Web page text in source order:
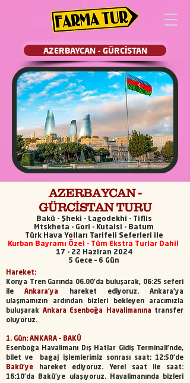
AZERBAYCAN - GÜRCİSTAN
AZERBAYCAN -
GÜRCİSTAN TURU
Bakü - Şheki - Lagodekhi - Tiflis
Mtskheta - Gori - Kutaisi - Batum
Türk Hava Yolları Tarifeli Seferleri ile
Kurban Bayramı Özel - Tüm Ekstra Turlar Dahil
17 - 22 Haziran 2024
5 Gece – 6 Gün
Hareket:
Konya Tren Garında 06.00'da buluşarak, 06:25 seferi
ileAnkara'ya
hareket ediyoruz. Ankara'ya
ulaşmamızın ardından bizleri bekleyen aracımızla
buluşarak Ankara Esenboğa Havalimanına transfer
oluyoruz.
1. Gün: ANKARA – BAKÜ
Esenboğa Havalimanı Dış Hatlar Gidiş Terminali’nde,
bilet ve bagaj işlemlerimiz sonrası saat: 12:50'de
Bakü’ye hareket ediyoruz. Yerel saat ile saat:
16:10'da Bakü’ye ulaşıyoruz. Havalimanında bizleri